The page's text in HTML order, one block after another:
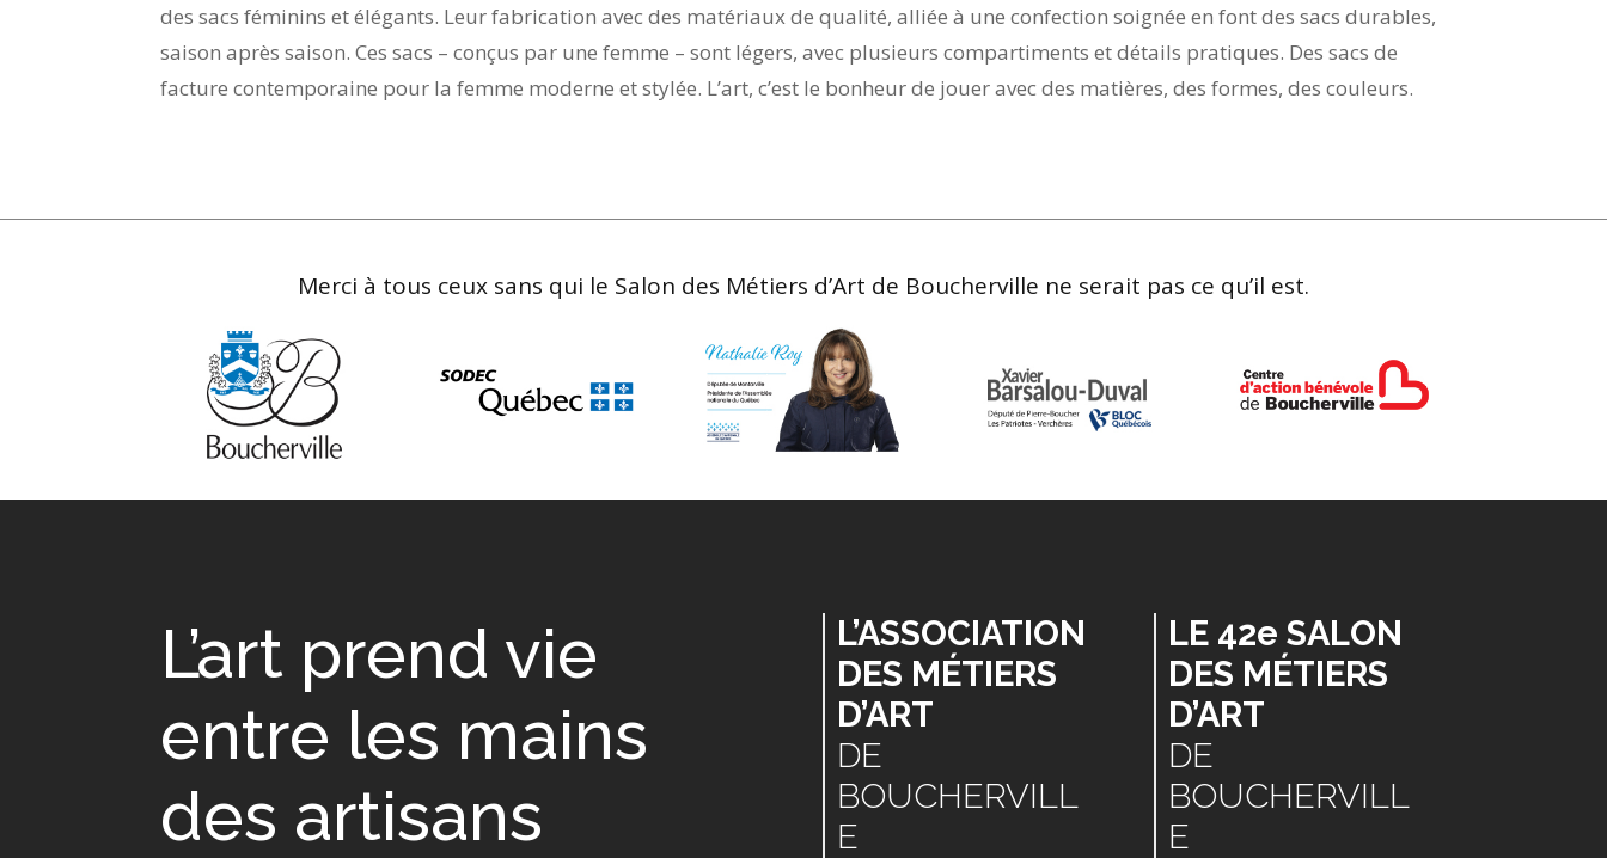
des sacs féminins et élégants. Leur fabrication avec des matériaux de qualité, alliée à une confection soignée en font des sacs durables,
saison après saison. Ces sacs – conçus par une femme – sont légers, avec plusieurs compartiments et détails pratiques. Des sacs de
facture contemporaine pour la femme moderne et stylée. L’art, c’est le bonheur de jouer avec des matières, des formes, des couleurs.
Merci à tous ceux sans qui le Salon des Métiers d’Art de Boucherville ne serait pas ce qu’il est.
L’art prend vie
entre les mains
des artisans
L’ASSOCIATION
DES MÉTIERS
D’ART
DE
BOUCHERVILL
E
LE 42e SALON
DES MÉTIERS
D’ART
DE
BOUCHERVILL
E